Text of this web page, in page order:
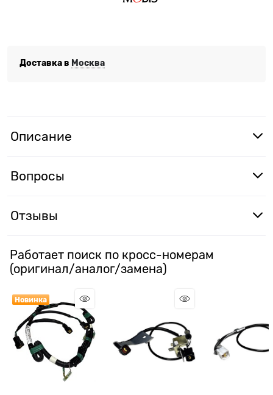
Доставка в Москва
Описание
Вопросы
Отзывы
Работает поиск по кросс-номерам
(оригинал/аналог/замена)
Новинка